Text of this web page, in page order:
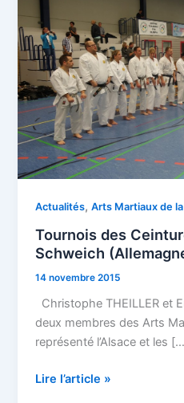
Actualités,Arts Martiaux de
Tournois des
Schweich
14 novembre 2015
Christophe THEILLER et
deux membres des Arts
représenté l’Alsace et les
Noires
à
Schweich
(Allemagne)
Lire l’article »